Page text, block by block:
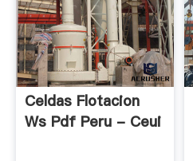
Celdas Flotacion
Ws Pdf Peru - Ceui